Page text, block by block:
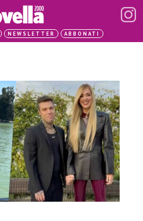
NEWSLETTER ABBONATI